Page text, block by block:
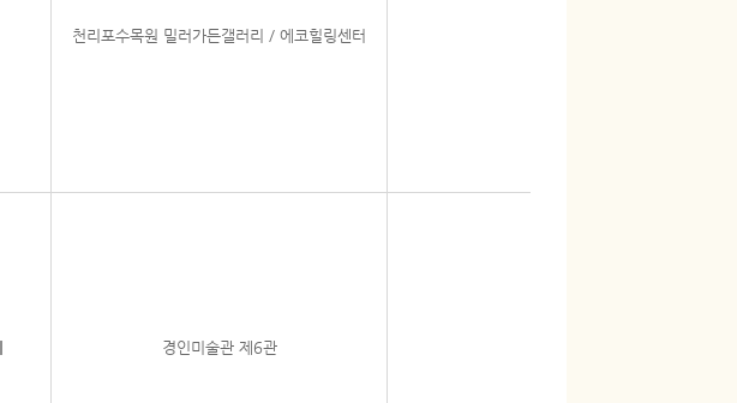
천리포수목원 밀러가든갤러리 / 에코힐링센터
경인미술관 제6관